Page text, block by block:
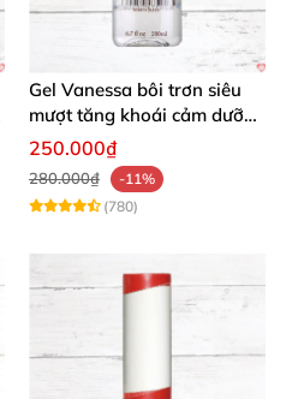
Gel Vanessa bôi trơn siêu
mượt tăng khoái cảm dưỡng
ẩm 200ml
250.000₫
280.000₫
-11%
(780)